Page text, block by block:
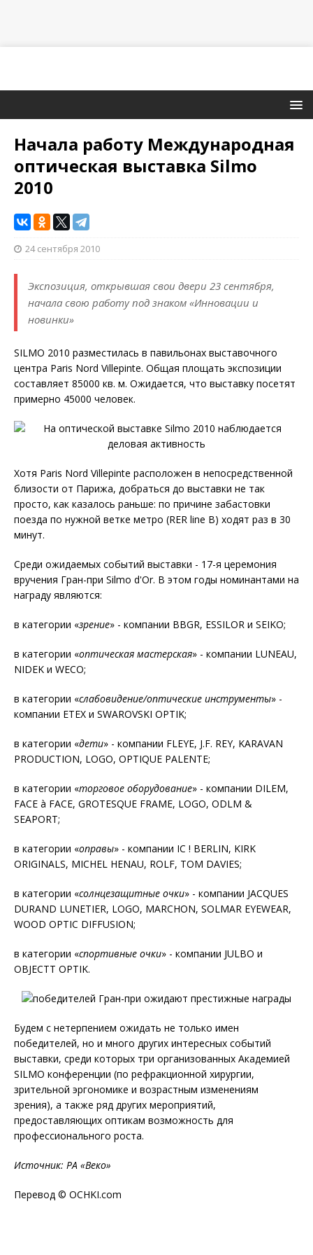
Начала работу Международная
оптическая выставка Silmo
2010
24 сентября 2010
Экспозиция, открывшая свои двери 23 сентября,
начала свою работу под знаком «Инновации и
новинки»
SILMO 2010 разместилась в павильонах выставочного
центра Paris Nord Villepinte. Общая площать экспозиции
составляет 85000 кв. м. Ожидается, что выставку посетят
примерно 45000 человек.
Хотя Paris Nord Villepinte расположен в непосредственной
близости от Парижа, добраться до выставки не так
просто, как казалось раньше: по причине забастовки
поезда по нужной ветке метро (RER line B) ходят раз в 30
минут.
Среди ожидаемых событий выставки - 17-я церемония
вручения Гран-при Silmo d'Or. В этом годы номинантами на
награду являются:
в категории «зрение» - компании BBGR, ESSILOR и SEIKO;
в категории «оптическая мастерская» - компании LUNEAU,
NIDEK и WECO;
в категории «слабовидение/оптические инструменты» -
компании ETEX и SWAROVSKI OPTIK;
в категории «дети» - компании FLEYE, J.F. REY, KARAVAN
PRODUCTION, LOGO, OPTIQUE PALENTE;
в категории «торговое оборудование» - компании DILEM,
FACE à FACE, GROTESQUE FRAME, LOGO, ODLM &
SEAPORT;
в категории «оправы» - компании IC ! BERLIN, KIRK
ORIGINALS, MICHEL HENAU, ROLF, TOM DAVIES;
в категории «солнцезащитные очки» - компании JACQUES
DURAND LUNETIER, LOGO, MARCHON, SOLMAR EYEWEAR,
WOOD OPTIC DIFFUSION;
в категории «спортивные очки» - компании JULBO и
OBJECTT OPTIK.
Будем с нетерпением ожидать не только имен
победителей, но и много других интересных событий
выставки, среди которых три организованных Академией
SILMO конференции (по рефракционной хирургии,
зрительной эргономике и возрастным изменениям
зрения), а также ряд других мероприятий,
предоставляющих оптикам возможность для
профессионального роста.
Источник: РА «Веко»
Перевод © OCHKI.com